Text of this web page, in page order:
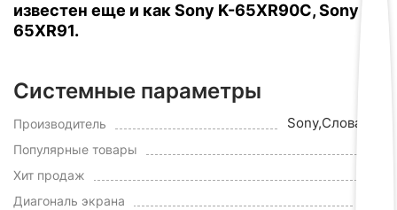
известен еще и как Sony K-65XR90C, Sony K-
65XR91.
Системные параметры
Производитель Sony,Словакия
Популярные товары
Хит продаж
Диагональ экрана